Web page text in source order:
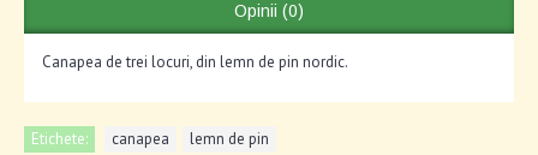
Opinii (0)
Canapea de trei locuri, din lemn de pin nordic.
Etichete: canapea lemn de pin